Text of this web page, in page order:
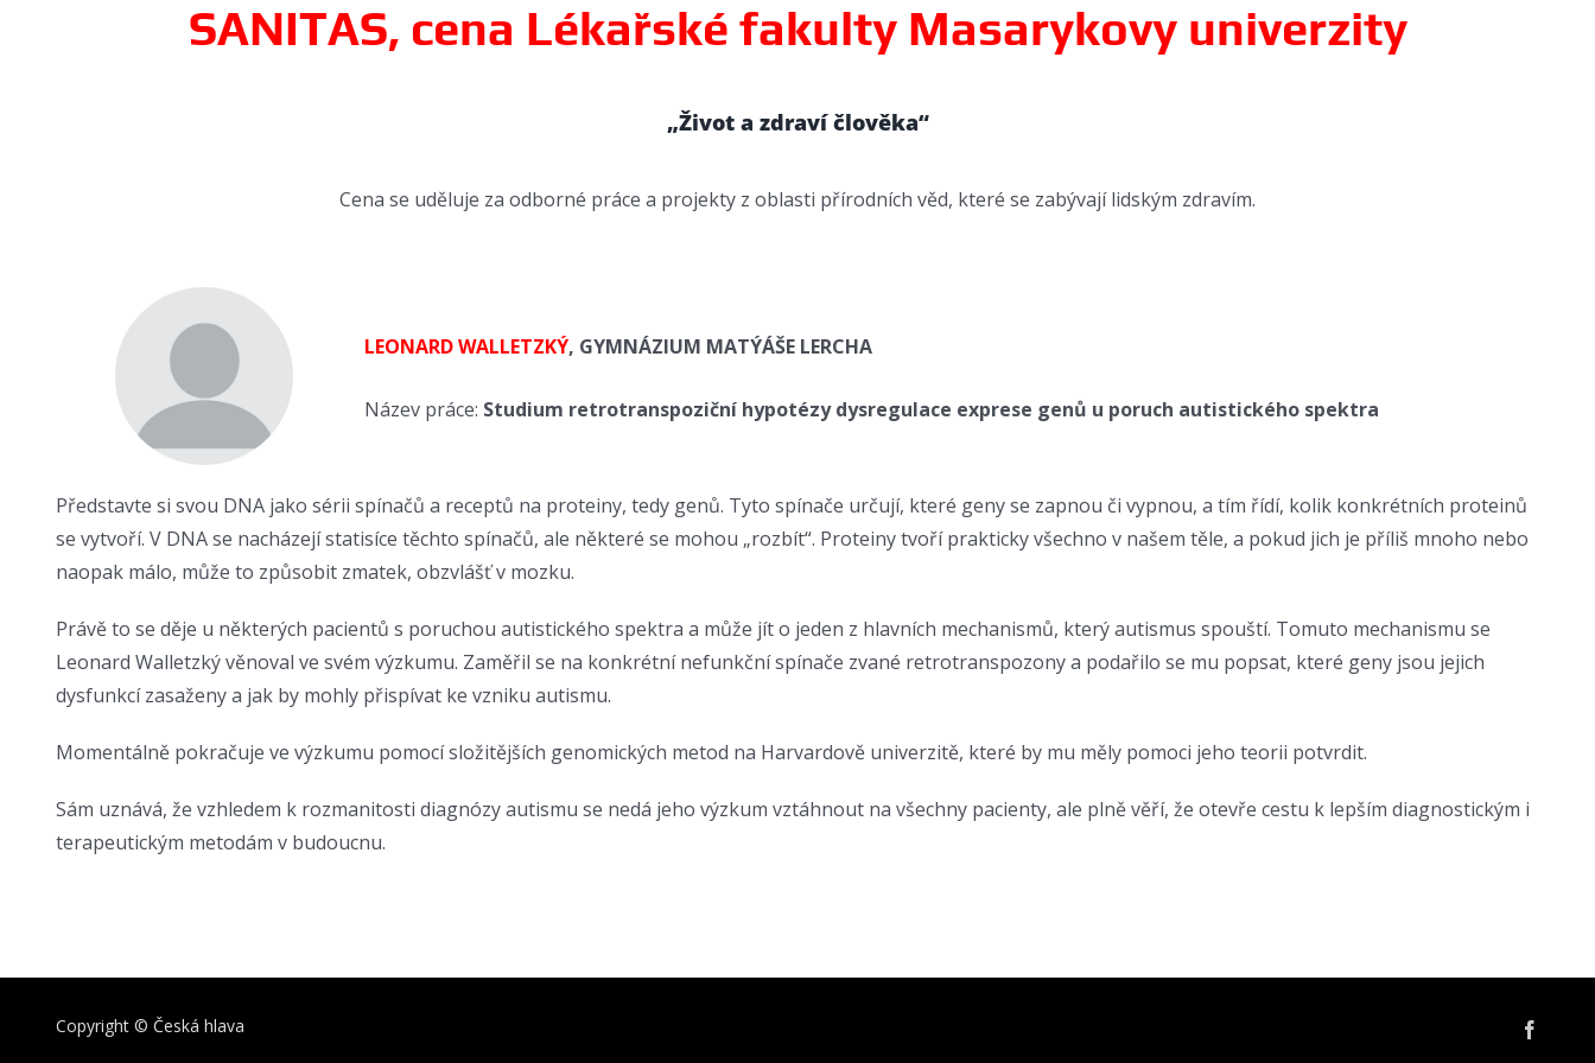
SANITAS, cena Lékařské fakulty Masarykovy univerzity
„Život a zdraví člověka“
Cena se uděluje za odborné práce a projekty z oblasti přírodních věd, které se zabývají lidským zdravím.
LEONARD WALLETZKÝ, GYMNÁZIUM MATÝÁŠE LERCHA
Název práce: Studium retrotranspoziční hypotézy dysregulace exprese genů u poruch autistického spektra
Představte si svou DNA jako sérii spínačů a receptů na proteiny, tedy genů. Tyto spínače určují, které geny se zapnou či vypnou, a tím řídí, kolik konkrétních proteinů
se vytvoří. V DNA se nacházejí statisíce těchto spínačů, ale některé se mohou „rozbít“. Proteiny tvoří prakticky všechno v našem těle, a pokud jich je příliš mnoho nebo
naopak málo, může to způsobit zmatek, obzvlášť v mozku.
Právě to se děje u některých pacientů s poruchou autistického spektra a může jít o jeden z hlavních mechanismů, který autismus spouští. Tomuto mechanismu se
Leonard Walletzký věnoval ve svém výzkumu. Zaměřil se na konkrétní nefunkční spínače zvané retrotranspozony a podařilo se mu popsat, které geny jsou jejich
dysfunkcí zasaženy a jak by mohly přispívat ke vzniku autismu.
Momentálně pokračuje ve výzkumu pomocí složitějších genomických metod na Harvardově univerzitě, které by mu měly pomoci jeho teorii potvrdit.
Sám uznává, že vzhledem k rozmanitosti diagnózy autismu se nedá jeho výzkum vztáhnout na všechny pacienty, ale plně věří, že otevře cestu k lepším diagnostickým i
terapeutickým metodám v budoucnu.
Copyright © Česká hlava